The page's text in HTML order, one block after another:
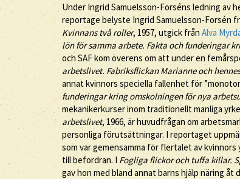
Under Ingrid Samuelsson-Forséns ledning av
reportage belyste Ingrid Samuelsson-Forsén
Kvinnans två roller, 1957, utgick från Alva
lön för samma arbete. Fakta och funderingar
och SAF kom överens om att under en
arbetslivet. Fabriksflickan Marianne och
annat kvinnors speciella fallenhet för
funderingar kring omskolningen för nya
mekanikerkurser inom traditionellt manliga
arbetslivet, 1966, är huvudfrågan om
personliga förutsättningar. I reportaget
som var gemensamma för flertalet av
till befordran. I Fogliga flickor och tuffa killar.
gav hon med bland annat barns hjälp näring åt